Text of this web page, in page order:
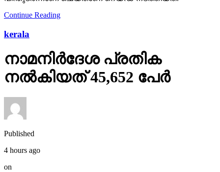
Continue Reading
kerala
നാമനിര്‍ദേശ പ്രതിക
നല്‍കിയത് 45,652 പേര്‍
Published
4 hours ago
on